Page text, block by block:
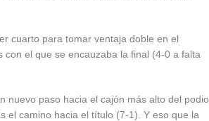
cuarto para tomar ventaja doble en el
el que se encauzaba la final (4-0 a falta
nuevo paso hacia el cajón más alto del podio
el camino hacia el título (7-1). Y eso que la